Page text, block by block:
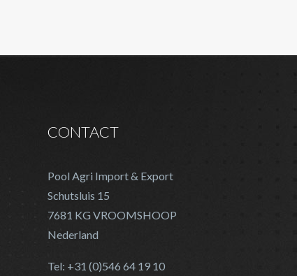
CONTACT
Pool Agri Import & Export
Schutsluis 15
7681 KG VROOMSHOOP
Nederland
Tel: +31 (0)546 64 19 10